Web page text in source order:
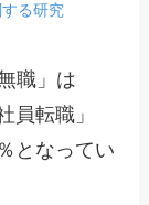
る研究
職」は
員転職」
となってい